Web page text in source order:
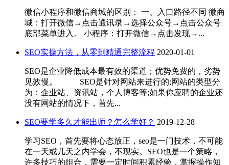
微信小程序和微信商城的区别： 一、入口路径不同 微商
城：打开微信→点击通讯录→选择公众号→点击公众号
底部菜单进入。 小程序：打开微信→点击发现→...
SEO实操方法，从零到精通完整流程 2020-01-01
SEO是企业降低成本最有效的渠道；优势免费的，劣势
见效慢。 SEO是针对网站来进行的;网站的类型分
为：企业站、资讯站，个人博客等;如果你应聘的企业还
没有网站的情况下，首先...
SEO要学多久才能出师？怎么学好？ 2019-12-28
学习SEO，首先要将心态放正，seo是一门技术，不可能
在一天或几天之内学会，不现实。SEO也是一个策略，
许多技巧的组合，需要一定时间积累经验，掌握操作知